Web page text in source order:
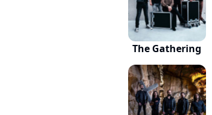
The Gathering